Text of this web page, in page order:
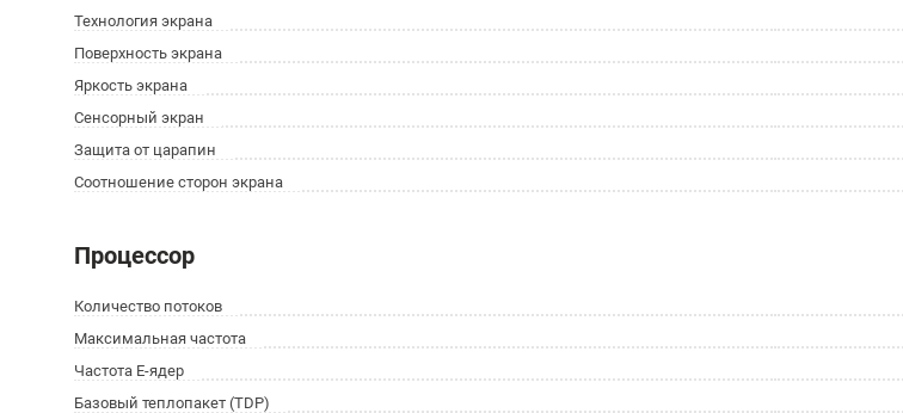
Технология экрана
Поверхность экрана
Яркость экрана
Сенсорный экран
Защита от царапин
Соотношение сторон экрана
Процессор
Количество потоков
Максимальная частота
Частота E-ядер
Базовый теплопакет (TDP)